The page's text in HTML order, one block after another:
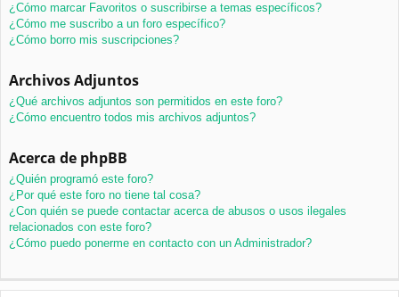
¿Cómo marcar Favoritos o suscribirse a temas específicos?
¿Cómo me suscribo a un foro específico?
¿Cómo borro mis suscripciones?
Archivos Adjuntos
¿Qué archivos adjuntos son permitidos en este foro?
¿Cómo encuentro todos mis archivos adjuntos?
Acerca de phpBB
¿Quién programó este foro?
¿Por qué este foro no tiene tal cosa?
¿Con quién se puede contactar acerca de abusos o usos ilegales
relacionados con este foro?
¿Cómo puedo ponerme en contacto con un Administrador?